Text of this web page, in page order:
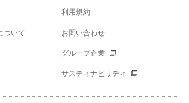
利用規約
ついて お問い合わせ
グループ企業
サスティナビリティ